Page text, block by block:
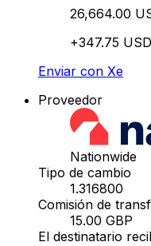
26,664.00
+347.75 USD
Enviar con Xe
Proveedor
Nationwide
Tipo de cambio
1.316800
Comisión de
15.00 GBP
El destinatario